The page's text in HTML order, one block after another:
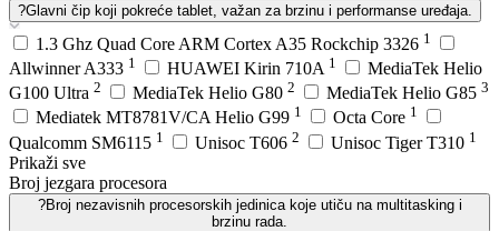
?Glavni čip koji pokreće tablet, važan za brzinu i performanse uređaja.
1.3 Ghz Quad Core ARM Cortex A35 Rockchip 3326 1
Allwinner A333 1 HUAWEI Kirin 710A 1
MediaTek Helio
G100 Ultra 2 MediaTek Helio G80 2 MediaTek Helio G85 3
Mediatek MT8781V/CA Helio G99 1 Octa Core 1
Qualcomm SM6115 1 Unisoc T606 2 Unisoc Tiger T310 1
Prikaži sve
Broj jezgara procesora
?Broj nezavisnih procesorskih jedinica koje utiču na multitasking i
brzinu rada.